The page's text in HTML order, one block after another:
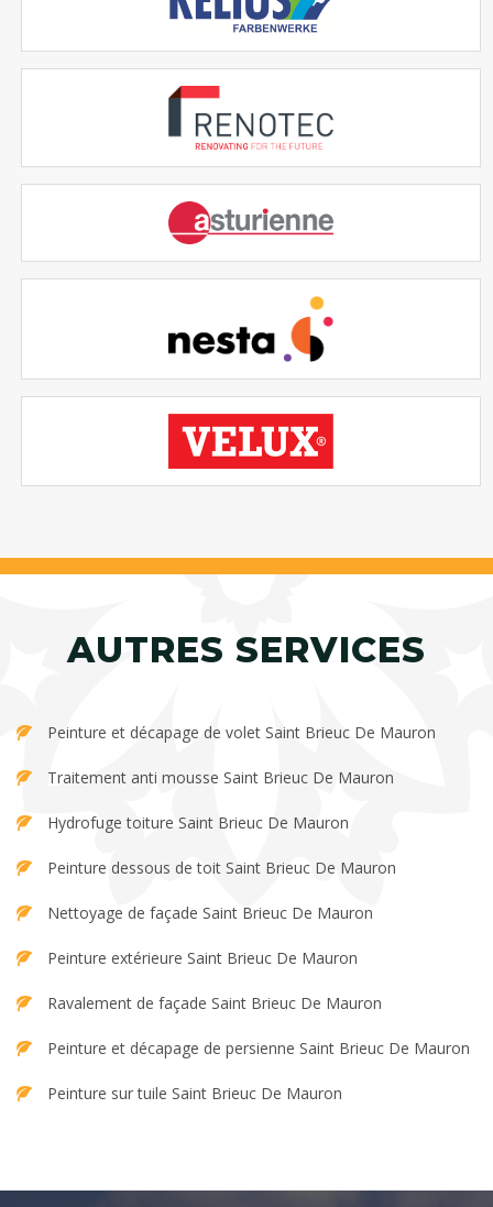
AUTRES SERVICES
Peinture et décapage de volet Saint Brieuc De Mauron
Traitement anti mousse Saint Brieuc De Mauron
Hydrofuge toiture Saint Brieuc De Mauron
Peinture dessous de toit Saint Brieuc De Mauron
Nettoyage de façade Saint Brieuc De Mauron
Peinture extérieure Saint Brieuc De Mauron
Ravalement de façade Saint Brieuc De Mauron
Peinture et décapage de persienne Saint Brieuc De Mauron
Peinture sur tuile Saint Brieuc De Mauron